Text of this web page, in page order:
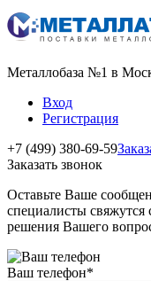
Металлобаза №1 в
Вход
Регистрация
+7 (499) 380-69-59
Заказать звонок
Оставьте Ваше
специалисты
решения Вашего
Ваш телефон*